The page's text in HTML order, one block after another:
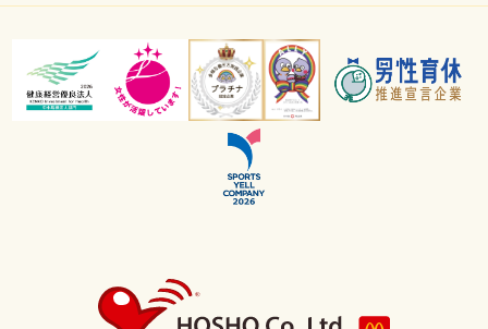
高校生向け特設ページ